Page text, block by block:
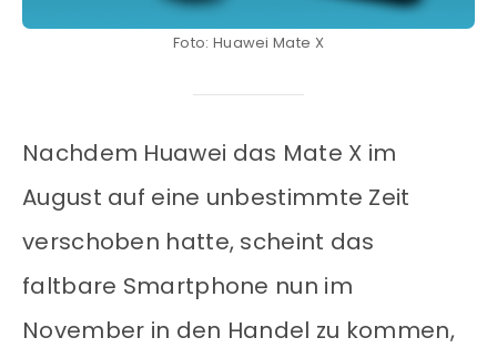
Foto: Huawei Mate X
Nachdem Huawei das Mate X im
August auf eine unbestimmte Zeit
verschoben hatte, scheint das
faltbare Smartphone nun im
November in den Handel zu kommen,